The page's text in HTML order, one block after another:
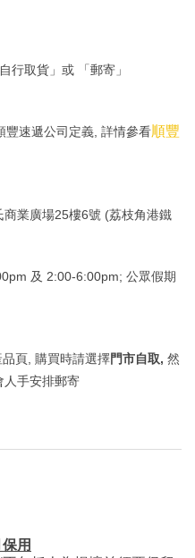
行取貨」或 「郵寄」
速遞公司定義, 詳情參看順豐
業廣場25樓6號 (荔枝角港鐵
及 2:00-6:00pm; 公眾假期
頁, 購買時請選擇門市自取, 然
人手安排郵寄
用